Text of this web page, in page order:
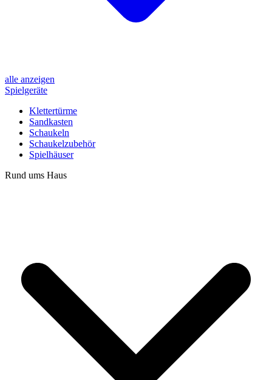
alle anzeigen
Spielgeräte
Klettertürme
Sandkasten
Schaukeln
Schaukelzubehör
Spielhäuser
Rund ums Haus